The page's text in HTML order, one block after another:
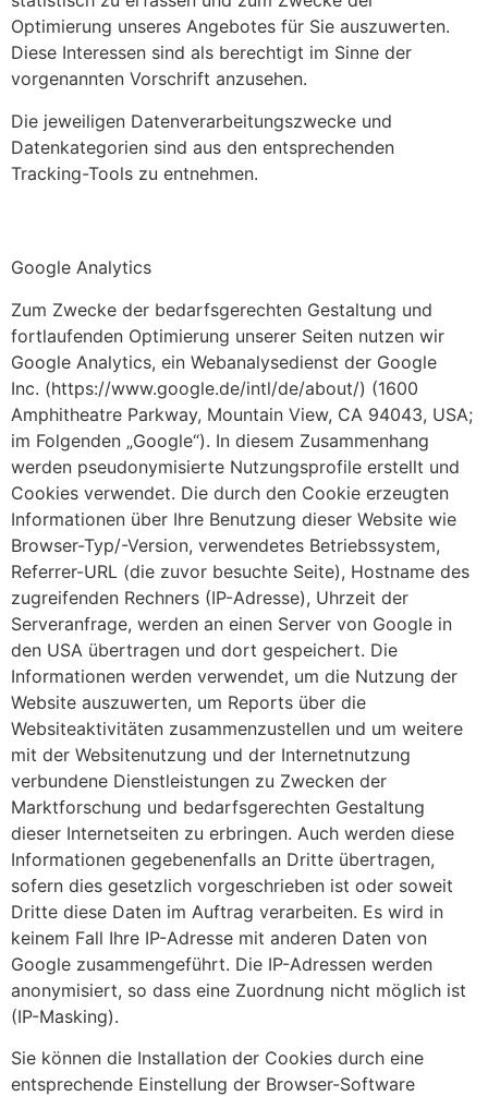
Optimierung unseres Angebotes für Sie auszuwerten.
Diese Interessen sind als berechtigt im Sinne der
vorgenannten Vorschrift anzusehen.
Die jeweiligen Datenverarbeitungszwecke und
Datenkategorien sind aus den entsprechenden
Tracking-Tools zu entnehmen.
Google Analytics
Zum Zwecke der bedarfsgerechten Gestaltung und
fortlaufenden Optimierung unserer Seiten nutzen wir
Google Analytics, ein Webanalysedienst der Google
Inc. (https://www.google.de/intl/de/about/) (1600
Amphitheatre Parkway, Mountain View, CA 94043, USA;
im Folgenden „Google“). In diesem Zusammenhang
werden pseudonymisierte Nutzungsprofile erstellt und
Cookies verwendet. Die durch den Cookie erzeugten
Informationen über Ihre Benutzung dieser Website wie
Browser-Typ/-Version, verwendetes Betriebssystem,
Referrer-URL (die zuvor besuchte Seite), Hostname des
zugreifenden Rechners (IP-Adresse), Uhrzeit der
Serveranfrage, werden an einen Server von Google in
den USA übertragen und dort gespeichert. Die
Informationen werden verwendet, um die Nutzung der
Website auszuwerten, um Reports über die
Websiteaktivitäten zusammenzustellen und um weitere
mit der Websitenutzung und der Internetnutzung
verbundene Dienstleistungen zu Zwecken der
Marktforschung und bedarfsgerechten Gestaltung
dieser Internetseiten zu erbringen. Auch werden diese
Informationen gegebenenfalls an Dritte übertragen,
sofern dies gesetzlich vorgeschrieben ist oder soweit
Dritte diese Daten im Auftrag verarbeiten. Es wird in
keinem Fall Ihre IP-Adresse mit anderen Daten von
Google zusammengeführt. Die IP-Adressen werden
anonymisiert, so dass eine Zuordnung nicht möglich ist
(IP-Masking).
Sie können die Installation der Cookies durch eine
entsprechende Einstellung der Browser-Software